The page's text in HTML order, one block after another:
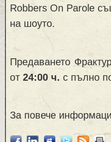
Robbers On Parole
на шоуто.
Предаването Ф
от 24:00 ч. с пълно
За повече